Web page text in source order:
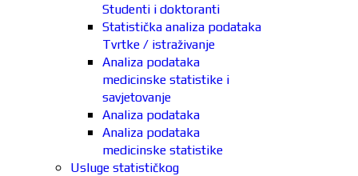
Studenti i doktoranti
Statistička analiza podataka
Tvrtke / istraživanje
Analiza podataka
medicinske statistike i
savjetovanje
Analiza podataka
Analiza podataka
medicinske statistike
Usluge statističkog